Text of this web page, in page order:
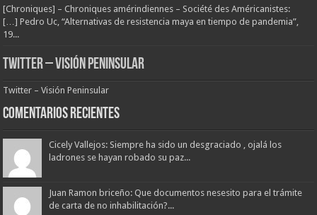
[Chroniques] – Chroniques amérindiennes – Société des Américanistes:
[…] Pedro Uc, “Alternativas de resistencia maya en tiempo de pandemia”,
19...
Twitter – Visión Peninsular
Twitter – Visión Peninsular
Comentarios Recientes
Cicely Vallejos: Siempre ha sido un desgraciado , ojalá los
ladrones se hayan robado su paz...
Juan Ramon briceño: Que documentos nesesito para el trámite
de carta de no inhabilitación?...